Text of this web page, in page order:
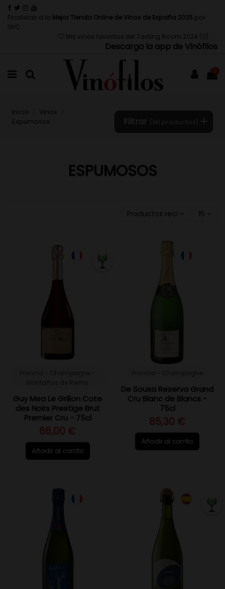
Finalistas a la Mejor Tienda Online de Vinos de España 2025 por
IWC
Mis vinos favoritos del Tasting Room 2024 (0 )
Descarga la app de Vinófilos
0
Inicio
Vinos
Espumosos
ESPUMOSOS
Productos recientemente
16
Guy Mea Le Grillon Cote
des Noirs Prestige Brut
Premier Cru - 75cl
66,00 €
Añadir al carrito
De Sousa Reserva Grand
Cru Blanc de Blancs -
75cl
85,30 €
Añadir al carrito